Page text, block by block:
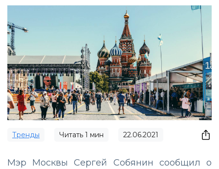
Тренды Читать 1 мин 22.06.2021
Мэр Москвы Сергей Собянин сообщил о